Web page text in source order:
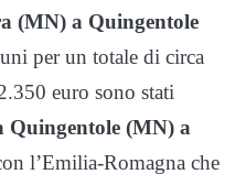
(MN) a Quingentole
per un totale di circa
euro sono stati
(MN) a
l’Emilia-Romagna che